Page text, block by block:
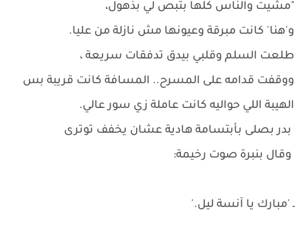
"مشيت والناس كلها بتبص لي بذهول،
و'هنا' كانت مبرقة وعيونها مش نازلة من عليا.
طلعت السلم وقلبي بيدق تدفقات سريعة ،
ووقفت قدامه على المسرح.. المسافة كانت قريبة بس
الهيبة اللي حواليه كانت عاملة زي سور عالي.
بدر بصلى بأبتسامة هادية عشان يخفف توترى
وقال بنبرة صوت رخيمة:
ـ 'مبارك يا آنسة ليل.'